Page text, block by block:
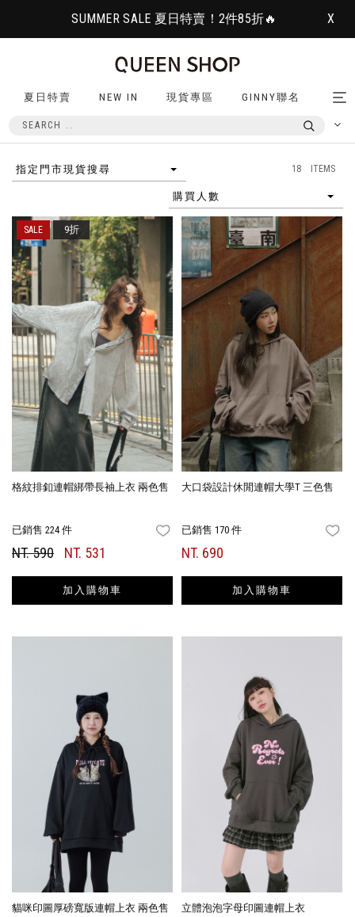
SUMMER SALE 夏日特賣！2件85折🔥 X
夏日特賣 NEW IN 現貨專區 GINNY聯名
指定門市現貨搜尋 18 ITEMS
購買人數
格紋排釦連帽綁帶長袖上衣 兩色售
已銷售 224 件 FAVORITES
NT. 590 NT. 531
加入購物車
9折
大口袋設計休閒連帽大學T 三色售
已銷售 170 件
NT. 690
加入購物車
貓咪印圖厚磅寬版連帽上衣 兩色售 立體泡泡字母印圖連帽上衣